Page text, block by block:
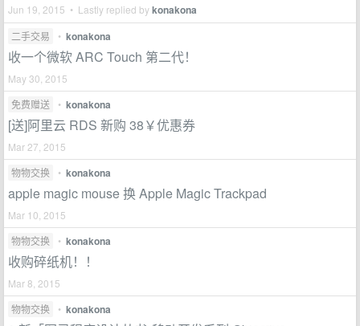
Jun 19, 2015 • Lastly replied bykonakona
二手交易 • konakona
收一个微软 ARC Touch 第二代！
May 30, 2015
免费赠送
• konakona
[送]阿里云 RDS 新购 38￥优惠券
Mar 27, 2015
物物交换
• konakona
apple magic mouse 换 Apple Magic Trackpad
Mar 10, 2015
物物交换
• konakona
收购碎纸机！！
Mar 8, 2015
物物交换
• konakona